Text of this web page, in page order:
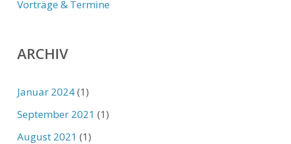
Vorträge & Termine
ARCHIV
Januar 2024(1)
September 2021 (1)
August 2021 (1)